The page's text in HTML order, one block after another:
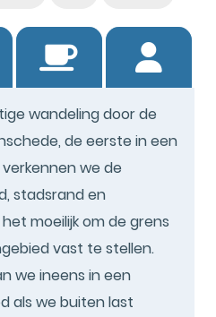
wandeling door de
de eerste in een
we de
stadsrand en
moeilijk om de grens
vast te stellen.
we ineens in een
als we buiten last